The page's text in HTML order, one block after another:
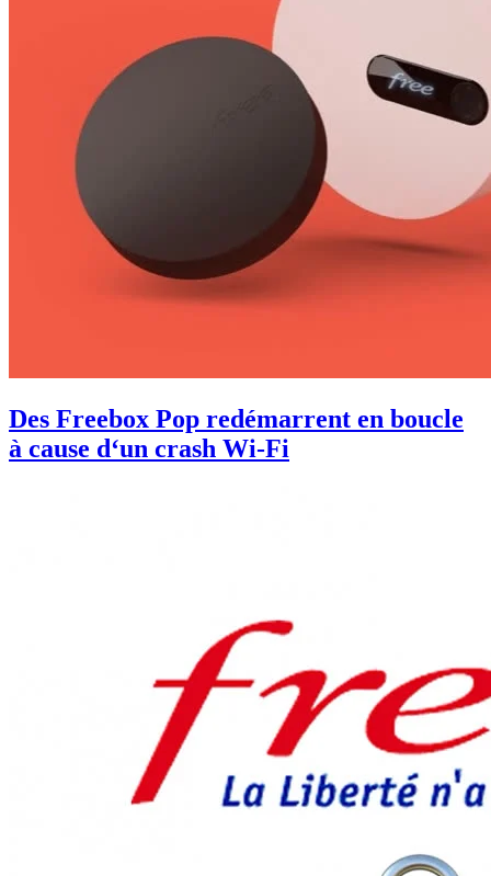
Des Freebox Pop redémarrent en boucle
à cause d‘un crash Wi-Fi